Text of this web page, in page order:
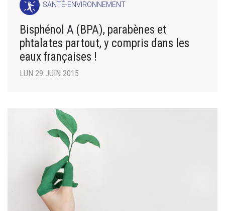
SANTÉ-ENVIRONNEMENT
Bisphénol A (BPA), parabènes et
phtalates partout, y compris dans les
eaux françaises !
LUN 29 JUIN 2015